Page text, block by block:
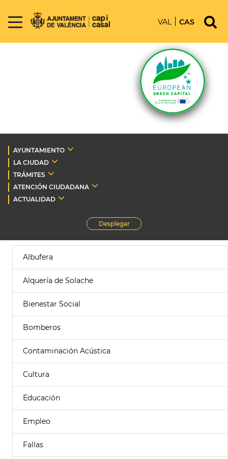
VAL CAS
AYUNTAMIENTO
LA CIUDAD
TRÁMITES
ATENCIÓN CIUDADANA
ACTUALIDAD
Desplegar
Albufera
Alquería de Solache
Bienestar Social
Bomberos
Contaminación Acústica
Cultura
Educación
Empleo
Fallas